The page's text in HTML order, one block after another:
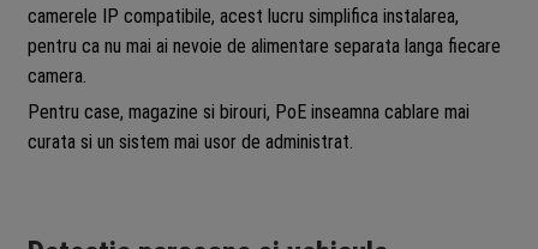
camerele IP compatibile, acest lucru simplifica instalarea,
pentru ca nu mai ai nevoie de alimentare separata langa fiecare
camera.
Pentru case, magazine si birouri, PoE inseamna cablare mai
curata si un sistem mai usor de administrat.